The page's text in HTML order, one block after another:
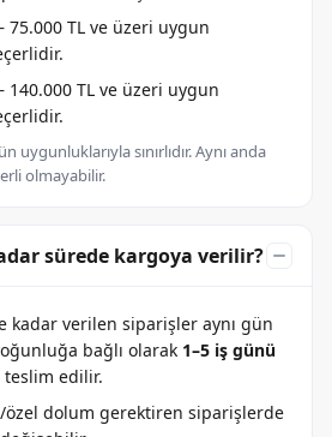
TL ve üzeri uygun
TL ve üzeri uygun
sınırlıdır. Aynı anda
olmayabilir.
sürede kargoya verilir?
kadar verilen siparişler aynı gün
bağlı olarak 1–5 iş günü
teslim edilir.
özel dolum gerektiren siparişlerde